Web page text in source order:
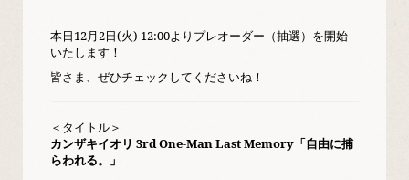
本日12月2日(火) 12:00よりプレオーダー（抽選）を開始
いたします！
皆さま、ぜひチェックしてくださいね！
＜タイトル＞
カンザキイオリ 3rd One-Man Last Memory「自由に捕
らわれる。」